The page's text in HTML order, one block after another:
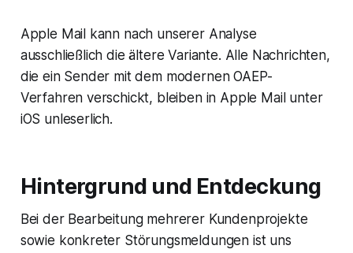
Apple Mail kann nach unserer Analyse
ausschließlich die ältere Variante. Alle Nachrichten,
die ein Sender mit dem modernen OAEP-
Verfahren verschickt, bleiben in Apple Mail unter
iOS unleserlich.
Hintergrund und Entdeckung
Bei der Bearbeitung mehrerer Kundenprojekte
sowie konkreter Störungsmeldungen ist uns